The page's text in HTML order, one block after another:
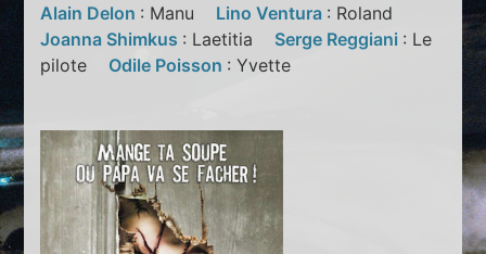
Alain Delon : Manu Lino Ventura : Roland
Joanna Shimkus : Laetitia Serge Reggiani : Le
pilote Odile Poisson : Yvette